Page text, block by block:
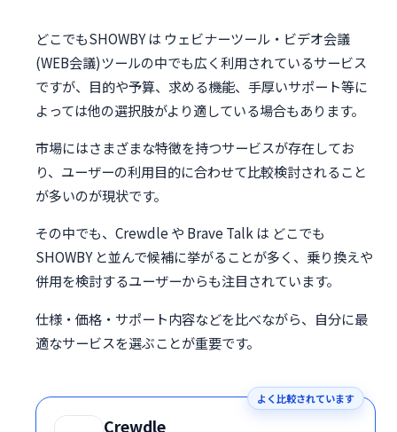
どこでもSHOWBY は ウェビナーツール・ビデオ会議
(WEB会議)ツールの中でも広く利用されているサービス
ですが、目的や予算、求める機能、手厚いサポート等に
よっては他の選択肢がより適している場合もあります。
市場にはさまざまな特徴を持つサービスが存在してお
り、ユーザーの利用目的に合わせて比較検討されること
が多いのが現状です。
その中でも、Crewdle や Brave Talk は どこでも
SHOWBY と並んで候補に挙がることが多く、乗り換えや
併用を検討するユーザーからも注目されています。
仕様・価格・サポート内容などを比べながら、自分に最
適なサービスを選ぶことが重要です。
よく比較されています
Crewdle